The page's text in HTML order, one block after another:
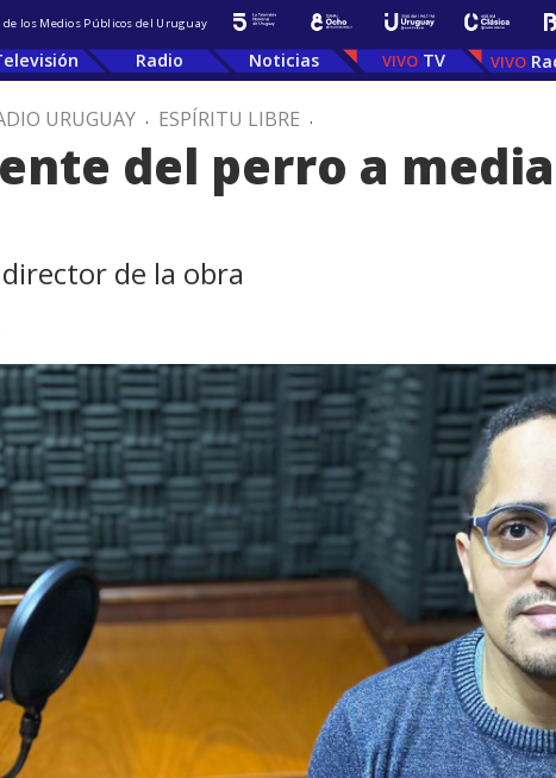
de los Medios Públicos del Uruguay
Radio Noticias TV
URUGUAY . ESPÍRITU LIBRE .
del perro a
de la obra